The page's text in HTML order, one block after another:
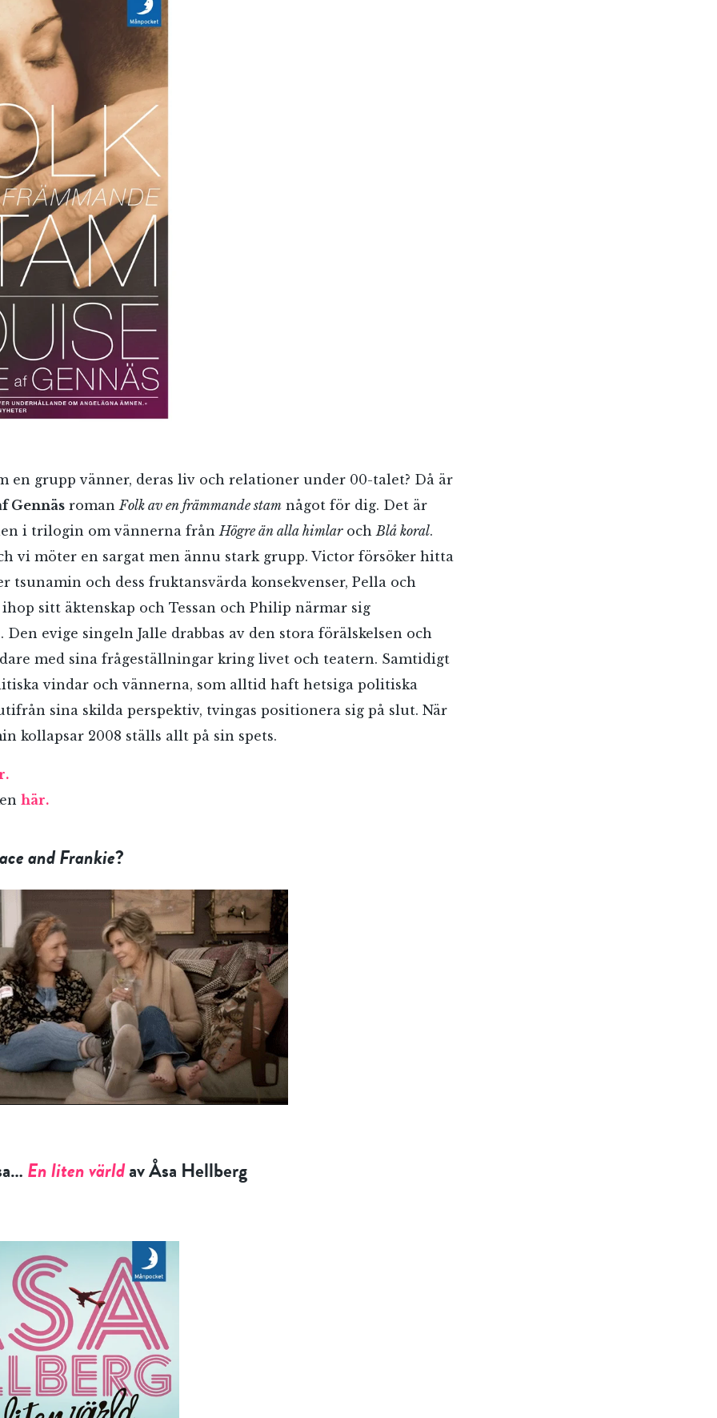
RÖSTA
Jag accepterar villkoren.
RÖSTA
en grupp vänner, deras liv och relationer under 00-talet? Då är
Gennäs roman Folk av en främmande stam något för dig. Det är
i trilogin om vännerna från Högre än alla himlaroch Blå koral.
vi möter en sargat men ännu stark grupp. Victor försöker hitta
tsunamin och dess fruktansvärda konsekvenser, Pella och
sitt äktenskap och Tessan och Philip närmar sig
evige singeln Jalle drabbas av den stora förälskelsen och
med sina frågeställningar kring livet och teatern. Samtidigt
vindar och vännerna, som alltid haft hetsiga politiska
sina skilda perspektiv, tvingas positionera sig på slut. När
kollapsar 2008 ställs allt på sin spets.
här.
and Frankie?
En liten världav Åsa Hellberg